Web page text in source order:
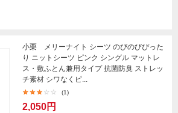
小栗 メリーナイト シーツ のびのびぴった
り ニットシーツ ピンク シングル マットレ
ス・敷ふとん兼用タイプ 抗菌防臭 ストレッ
チ素材 シワなくピ...
(1)
2,050円